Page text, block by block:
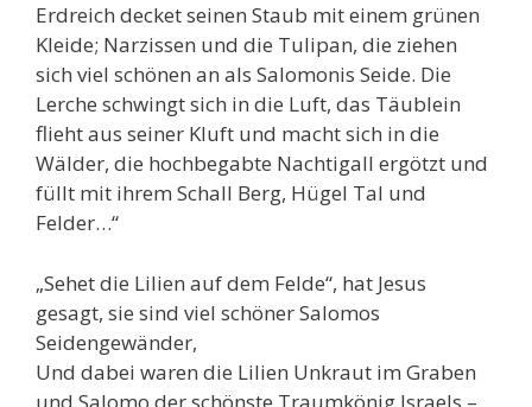
Erdreich decket seinen Staub mit einem grünen
Kleide; Narzissen und die Tulipan, die ziehen
sich viel schönen an als Salomonis Seide. Die
Lerche schwingt sich in die Luft, das Täublein
flieht aus seiner Kluft und macht sich in die
Wälder, die hochbegabte Nachtigall ergötzt und
füllt mit ihrem Schall Berg, Hügel Tal und
Felder…“
„Sehet die Lilien auf dem Felde“, hat Jesus
gesagt, sie sind viel schöner Salomos
Seidengewänder,
Und dabei waren die Lilien Unkraut im Graben
und Salomo der schönste Traumkönig Israels –